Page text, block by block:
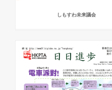
しもすわ未来議会